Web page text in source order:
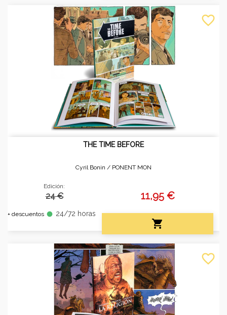
THE TIME BEFORE
Cyril Bonin / PONENT MON
Edición:
24 €
+ descuentos fiber_manual_record 24/72 horas
11,95 €

favorite_border
favorite_border